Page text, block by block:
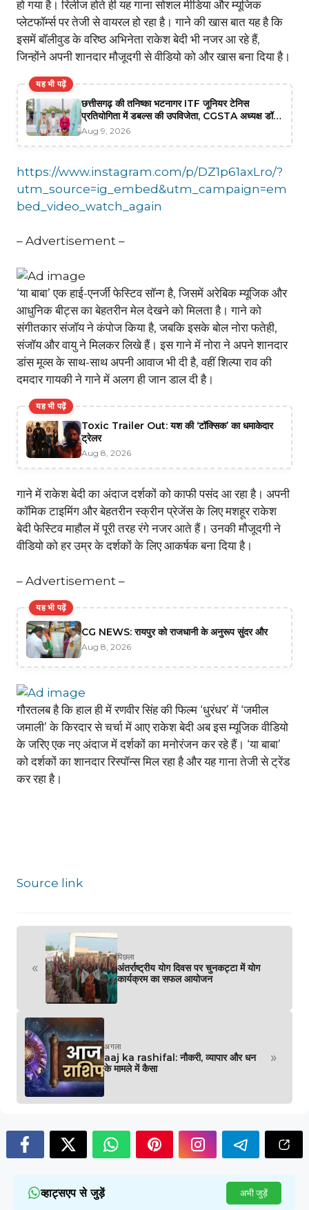
हो गया है। रिलीज होते ही यह गाना सोशल मीडिया और म्यूजिक
प्लेटफॉर्म्स पर तेजी से वायरल हो रहा है। गाने की खास बात यह है कि
इसमें बॉलीवुड के वरिष्ठ अभिनेता राकेश बेदी भी नजर आ रहे हैं,
जिन्होंने अपनी शानदार मौजूदगी से वीडियो को और खास बना दिया है।
यह भी पढ़ें
छत्तीसगढ़ की तनिष्का भटनागर ITF जूनियर टेनिस
प्रतियोगिता में डबल्स की उपविजेता, CGSTA अध्यक्ष डॉ.
हिमांशु द्विवेदी और महासचिव गुरुचरण सिंह होरा ने दी
Aug 9, 2026
https://www.instagram.com/p/DZ1p61axLro/?
utm_source=ig_embed&utm_campaign=em
bed_video_watch_again
– Advertisement –
‘या बाबा’ एक हाई-एनर्जी फेस्टिव सॉन्ग है, जिसमें अरेबिक म्यूजिक और
आधुनिक बीट्स का बेहतरीन मेल देखने को मिलता है। गाने को
संगीतकार संजॉय ने कंपोज किया है, जबकि इसके बोल नोरा फतेही,
संजॉय और वायु ने मिलकर लिखे हैं। इस गाने में नोरा ने अपने शानदार
डांस मूव्स के साथ-साथ अपनी आवाज भी दी है, वहीं शिल्पा राव की
दमदार गायकी ने गाने में अलग ही जान डाल दी है।
यह भी पढ़ें
Toxic Trailer Out: यश की ‘टॉक्सिक’ का धमाकेदार
ट्रेलर
Aug 8, 2026
गाने में राकेश बेदी का अंदाज दर्शकों को काफी पसंद आ रहा है। अपनी
कॉमिक टाइमिंग और बेहतरीन स्क्रीन प्रेजेंस के लिए मशहूर राकेश
बेदी फेस्टिव माहौल में पूरी तरह रंगे नजर आते हैं। उनकी मौजूदगी ने
वीडियो को हर उम्र के दर्शकों के लिए आकर्षक बना दिया है।
– Advertisement –
यह भी पढ़ें
CG NEWS: रायपुर को राजधानी के अनुरूप सुंदर और
Aug 8, 2026
गौरतलब है कि हाल ही में रणवीर सिंह की फिल्म ‘धुरंधर’ में ‘जमील
जमाली’ के किरदार से चर्चा में आए राकेश बेदी अब इस म्यूजिक वीडियो
के जरिए एक नए अंदाज में दर्शकों का मनोरंजन कर रहे हैं। ‘या बाबा’
को दर्शकों का शानदार रिस्पॉन्स मिल रहा है और यह गाना तेजी से ट्रेंड
कर रहा है।
Source link
«
पिछला
अंतर्राष्ट्रीय योग दिवस पर चुनकट्टा में योग
कार्यक्रम का सफल आयोजन
अगला
aaj ka rashifal: नौकरी, व्यापार और धन
के मामले में कैसा
»
व्हाट्सएप से जुड़ें अभी जुड़ें